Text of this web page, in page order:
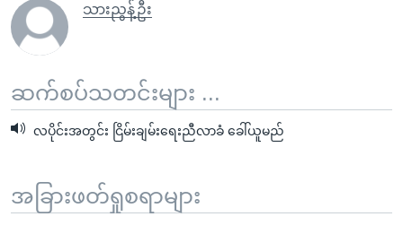
သားညွန့်ဦး
ဆက်စပ်သတင်းများ ...
လပိုင်းအတွင်း ငြိမ်းချမ်းရေးညီလာခံ ခေါ်ယူမည်
အခြားဖတ်ရှုစရာများ